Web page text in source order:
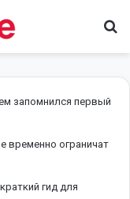
запомнился первый
временно ограничат
гид для